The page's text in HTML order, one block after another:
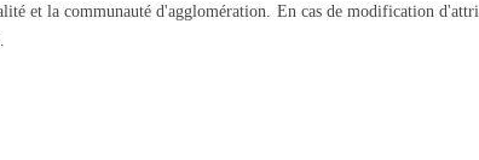
et la communauté d'agglomération. En cas de modification